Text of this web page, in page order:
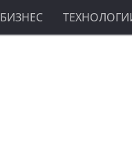
БИЗНЕС